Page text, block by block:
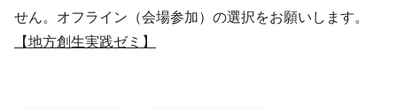
せん。オフライン（会場参加）の選択をお願いします。
【地方創生実践ゼミ】